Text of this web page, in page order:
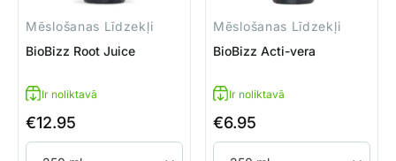
Mēslošanas Līdzekļi
BioBizz Root Juice
Ir noliktavā
€12.95
Mēslošanas Līdzekļi
BioBizz Acti-vera
Ir noliktavā
€6.95